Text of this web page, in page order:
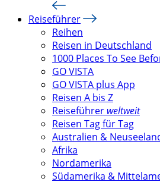
Reiseführer
Reihen
Reisen in Deutschland
1000 Places To See
GO VISTA
GO VISTA plus App
Reisen A bis Z
Reiseführer weltweit
Reisen Tag für Tag
Australien &
Afrika
Nordamerika
Südamerika &